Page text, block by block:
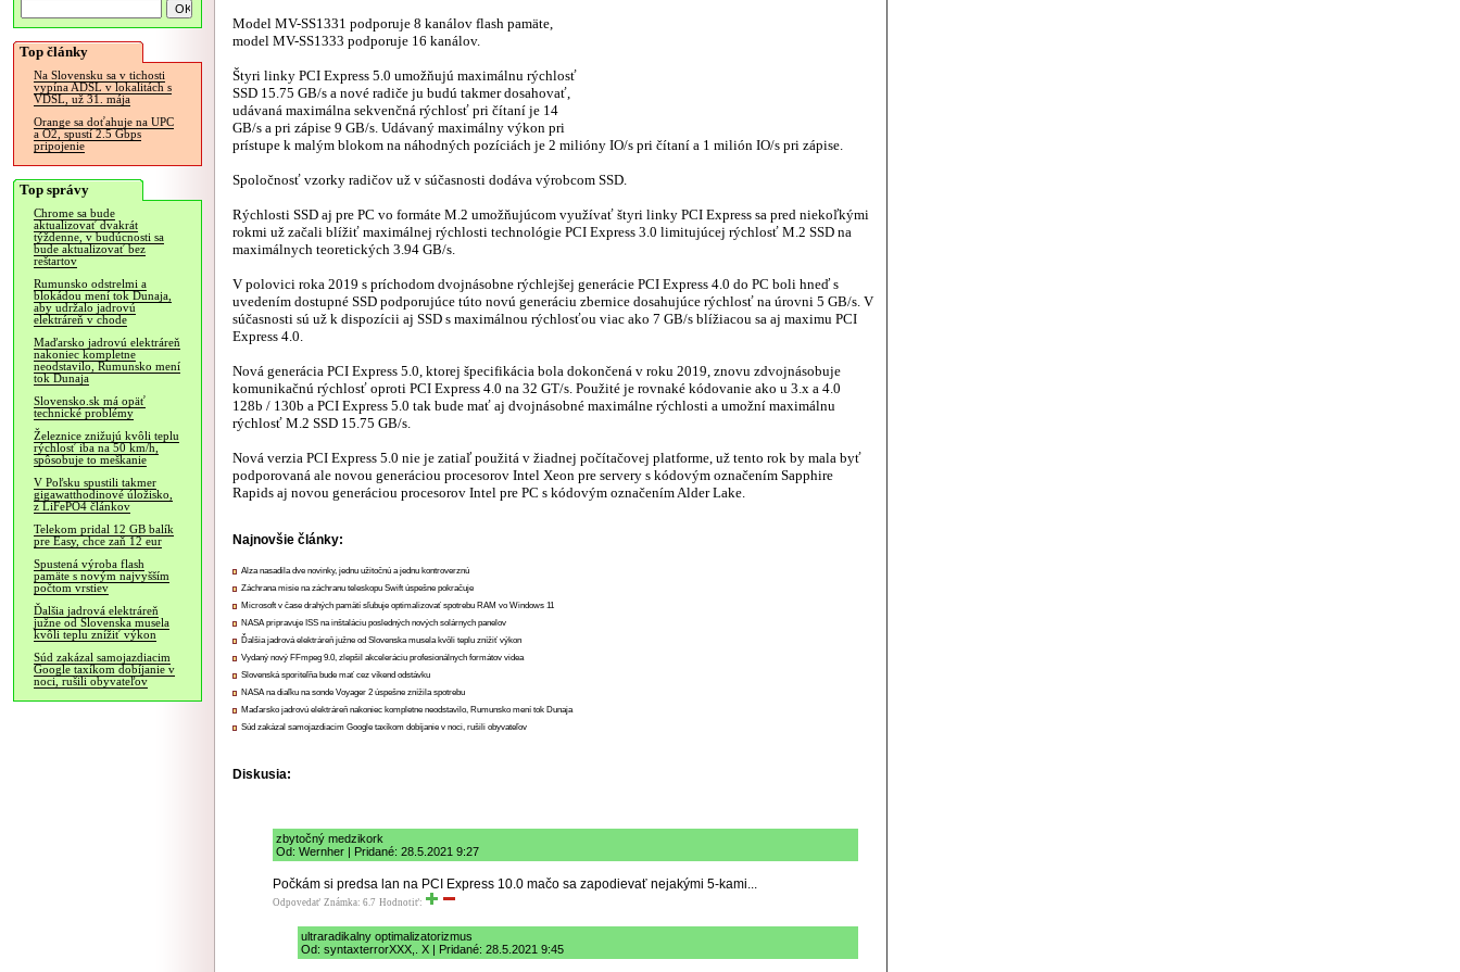
Top články
Na Slovensku sa v tichosti
vypína ADSL v lokalitách s
VDSL, už 31. mája
Orange sa doťahuje na UPC
a O2, spustí 2.5 Gbps
pripojenie
Top správy
Chrome sa bude
aktualizovať dvakrát
týždenne, v budúcnosti sa
bude aktualizovať bez
reštartov
Rumunsko odstrelmi a
blokádou mení tok Dunaja,
aby udržalo jadrovú
elektráreň v chode
Maďarsko jadrovú elektráreň
nakoniec kompletne
neodstavilo, Rumunsko mení
tok Dunaja
Slovensko.sk má opäť
technické problémy
Železnice znižujú kvôli teplu
rýchlosť iba na 50 km/h,
spôsobuje to meškanie
V Poľsku spustili takmer
gigawatthodinové úložisko,
z LiFePO4 článkov
Telekom pridal 12 GB balík
pre Easy, chce zaň 12 eur
Spustená výroba flash
pamäte s novým najvyšším
počtom vrstiev
Ďalšia jadrová elektráreň
južne od Slovenska musela
kvôli teplu znížiť výkon
Súd zakázal samojazdiacim
Google taxíkom dobíjanie v
noci, rušili obyvateľov
Model MV-SS1331 podporuje 8 kanálov flash pamäte,
model MV-SS1333 podporuje 16 kanálov.
Štyri linky PCI Express 5.0 umožňujú maximálnu rýchlosť
SSD 15.75 GB/s a nové radiče ju budú takmer dosahovať,
udávaná maximálna sekvenčná rýchlosť pri čítaní je 14
GB/s a pri zápise 9 GB/s. Udávaný maximálny výkon pri
prístupe k malým blokom na náhodných pozíciách je 2 milióny IO/s pri čítaní a 1 milión IO/s pri zápise.
Spoločnosť vzorky radičov už v súčasnosti dodáva výrobcom SSD.
Rýchlosti SSD aj pre PC vo formáte M.2 umožňujúcom využívať štyri linky PCI Express sa pred niekoľkými
rokmi už začali blížiť maximálnej rýchlosti technológie PCI Express 3.0 limitujúcej rýchlosť M.2 SSD na
maximálnych teoretických 3.94 GB/s.
V polovici roka 2019 s príchodom dvojnásobne rýchlejšej generácie PCI Express 4.0 do PC boli hneď s
uvedením dostupné SSD podporujúce túto novú generáciu zbernice dosahujúce rýchlosť na úrovni 5 GB/s. V
súčasnosti sú už k dispozícii aj SSD s maximálnou rýchlosťou viac ako 7 GB/s blížiacou sa aj maximu PCI
Express 4.0.
Nová generácia PCI Express 5.0, ktorej špecifikácia bola dokončená v roku 2019, znovu zdvojnásobuje
komunikačnú rýchlosť oproti PCI Express 4.0 na 32 GT/s. Použité je rovnaké kódovanie ako u 3.x a 4.0
128b / 130b a PCI Express 5.0 tak bude mať aj dvojnásobné maximálne rýchlosti a umožní maximálnu
rýchlosť M.2 SSD 15.75 GB/s.
Nová verzia PCI Express 5.0 nie je zatiaľ použitá v žiadnej počítačovej platforme, už tento rok by mala byť
podporovaná ale novou generáciou procesorov Intel Xeon pre servery s kódovým označením Sapphire
Rapids aj novou generáciou procesorov Intel pre PC s kódovým označením Alder Lake.
Najnovšie články:
Alza nasadila dve novinky, jednu užitočnú a jednu kontroverznú
Záchrana misie na záchranu teleskopu Swift úspešne pokračuje
Microsoft v čase drahých pamätí sľubuje optimalizovať spotrebu RAM vo Windows 11
NASA pripravuje ISS na inštaláciu posledných nových solárnych panelov
Ďalšia jadrová elektráreň južne od Slovenska musela kvôli teplu znížiť výkon
Vydaný nový FFmpeg 9.0, zlepšil akceleráciu profesionálnych formátov videa
Slovenská sporiteľňa bude mať cez víkend odstávku
NASA na diaľku na sonde Voyager 2 úspešne znížila spotrebu
Maďarsko jadrovú elektráreň nakoniec kompletne neodstavilo, Rumunsko mení tok Dunaja
Súd zakázal samojazdiacim Google taxíkom dobíjanie v noci, rušili obyvateľov
Diskusia:
zbytočný medzikork
Od: Wernher | Pridané: 28.5.2021 9:27
Počkám si predsa lan na PCI Express 10.0 mačo sa zapodievať nejakými 5-kami...
Odpovedať Známka: 6.7 Hodnotiť:
ultraradikalny optimalizatorizmus
Od: syntaxterrorXXX,. X | Pridané: 28.5.2021 9:45